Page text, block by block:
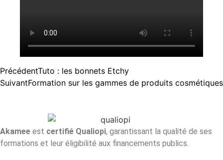
PrécédentTuto : les bonnets Etchy
SuivantFormation sur les gammes de produits cosmétiques
Akamee est certifié Qualiopi, garantissant la qualité de ses
formations et leur éligibilité aux financements publics.